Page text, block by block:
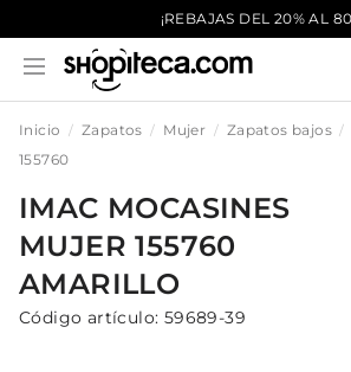
¡REBAJAS DEL 20% AL
Inicio Zapatos Mujer Zapatos bajos
155760
IMAC MOCASINES
MUJER155760
AMARILLO
Código artículo: 59689-39